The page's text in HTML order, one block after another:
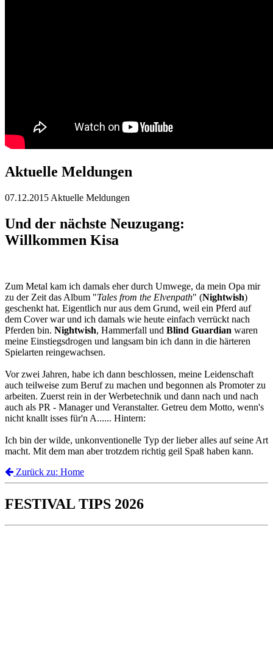
Aktuelle Meldungen
07.12.2015 Aktuelle Meldungen
Und der nächste Neuzugang:
Willkommen Kisa
Zum Metal kam ich damals eher durch Umwege, da mein Opa mir
zu der Zeit das Album "Tales from the Elvenpath" (Nightwish)
geschenkt hat. Eigentlich nur aus dem Grund, weil ein Pferd auf
dem Cover war und ich damals wie heute einfach verrückt nach
Pferden bin. Nightwish, Hammerfall und Blind Guardian waren
meine Einstiegsdrogen und langsam bin ich dann in die härteren
Spielarten reingewachsen.
Vor zwei Jahren, habe ich dann beschlossen, meine Leidenschaft
auch teilweise zum Beruf zu machen und begonnen als Promoter zu
arbeiten. Zuerst rein in der Werbetechnik und dann nach und nach
auch als PR - Manager und Veranstalter. Getreu dem Motto, wenn's
nicht knallt isses für'n A...... Hintern:
Ich bin der wilde, unkonventionelle Typ der lieber alles auf seine Art
macht. Mit dem man aber trotzdem richtig geil Spaß haben kann.
Zurück zu: Home
FESTIVAL TIPS 2026